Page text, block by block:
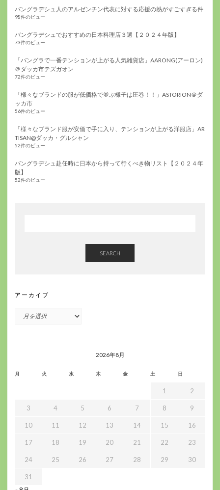
バングラデシュ人のアルゼンチン代表に対する応援の熱がすごすぎる件
98件のビュー
バングラデシュでおすすめの日本料理店３選【２０２４年版】
73件のビュー
「バングラで一番テンションが上がる人気雑貨店」AARONG(アーロン)
＠ダッカ市テズガオン
72件のビュー
「様々なブランドの服が低価格で並ぶ様子は圧巻！！」ASTORION＠ダ
ッカ市
56件のビュー
「様々なブランド服が安価で手に入り、テンションが上がる洋服店」AR
TISAN@ダッカ・グルシャン
52件のビュー
バングラデシュ赴任時に日本から持って行くべき物リスト【２０２４年
版】
52件のビュー
SEARCH
アーカイブ
2026年8月
月 火 水 木 金 土 日
1 2
3 4 5 6 7 8 9
10 11 12 13 14 15 16
17 18 19 20 21 22 23
24 25 26 27 28 29 30
31